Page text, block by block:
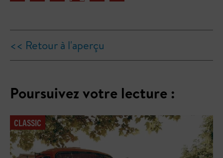
<< Retour à l'aperçu
Poursuivez votre lecture :
CLASSIC